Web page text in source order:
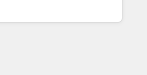
potenciada por IA y
Soporte para múltiples